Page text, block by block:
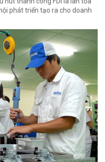
phát triển tạo ra cho doanh